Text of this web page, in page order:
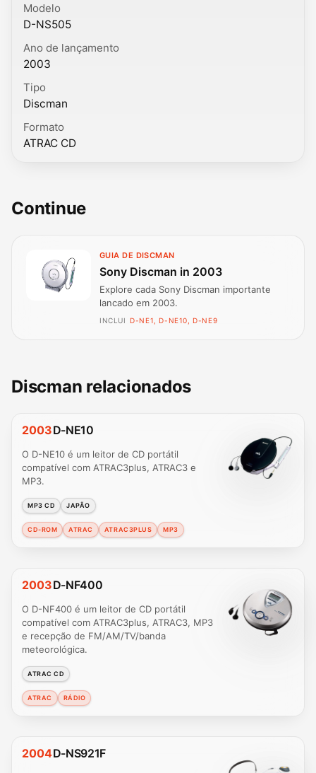
Modelo
D-NS505
Ano de lançamento
2003
Tipo
Discman
Formato
ATRAC CD
Continue
GUIA DE DISCMAN
Sony Discman in 2003
Explore cada Sony Discman importante
lancado em 2003.
INCLUI D-NE1, D-NE10, D-NE9
Discman relacionados
2003D-NE10
O D-NE10 é um leitor de CD portátil
compatível com ATRAC3plus, ATRAC3 e
MP3.
MP3 CD JAPÃO
CD-ROM ATRAC ATRAC3PLUS MP3
2003D-NF400
O D-NF400 é um leitor de CD portátil
compatível com ATRAC3plus, ATRAC3, MP3
e recepção de FM/AM/TV/banda
meteorológica.
ATRAC CD
ATRAC RÁDIO
2004D-NS921F